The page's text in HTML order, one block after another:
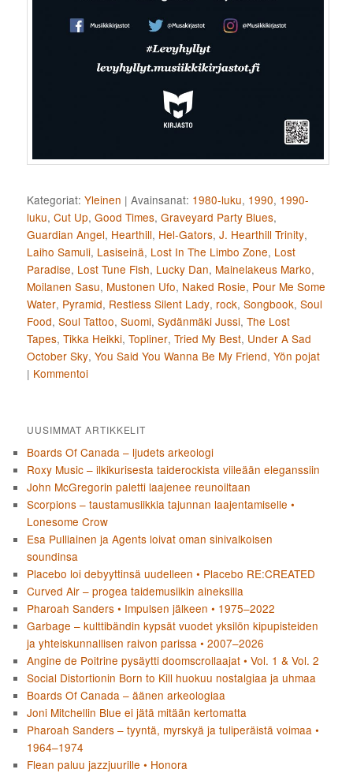
Kategoriat: Yleinen |Avainsanat: 1980-luku, 1990, 1990-
luku,Cut Up,Good Times,Graveyard Party Blues,
Guardian Angel, Hearthill, Hel-Gators,J. Hearthill Trinity,
Laiho Samuli, Lasiseinä, Lost In The Limbo Zone, Lost
Paradise, Lost Tune Fish, Lucky Dan, Mainelakeus Marko,
Moilanen Sasu, Mustonen Ufo, Naked Rosie, Pour Me Some
Water, Pyramid, Restless Silent Lady, rock,Songbook,Soul
Food,Soul Tattoo,Suomi,Sydänmäki Jussi,The Lost
Tapes,Tikka Heikki,Topliner,Tried My Best, Under A Sad
October Sky,You Said You Wanna Be My Friend,Yön pojat
| Kommentoi
UUSIMMAT ARTIKKELIT
Boards Of Canada – ljudets arkeologi
Roxy Music – ilkikurisesta taiderockista viileään eleganssiin
John McGregorin paletti laajenee reunoiltaan
Scorpions – taustamusiikkia tajunnan laajentamiselle •
Lonesome Crow
Esa Pulliainen ja Agents loivat oman sinivalkoisen
soundinsa
Placebo loi debyyttinsä uudelleen • Placebo RE:CREATED
Curved Air – progea taidemusiikin aineksilla
Pharoah Sanders • Impulsen jälkeen • 1975–2022
Garbage – kulttibändin kypsät vuodet yksilön kipupisteiden
ja yhteiskunnallisen raivon parissa • 2007–2026
Angine de Poitrine pysäytti doomscrollaajat • Vol. 1 & Vol. 2
Social Distortionin Born to Kill huokuu nostalgiaa ja uhmaa
Boards Of Canada – äänen arkeologiaa
Joni Mitchellin Blue ei jätä mitään kertomatta
Pharoah Sanders – tyyntä, myrskyä ja tuliperäistä voimaa •
1964–1974
Flean paluu jazzjuurille • Honora